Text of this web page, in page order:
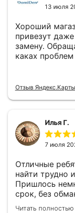
13 июля
Хороший
привезут
замену.
каках
Отзыв Яндекс.Карты
Илья Г.
7 июля
Отличные
найти трудно
Пришлось
срок, без
Буду ещё
Читать полностью